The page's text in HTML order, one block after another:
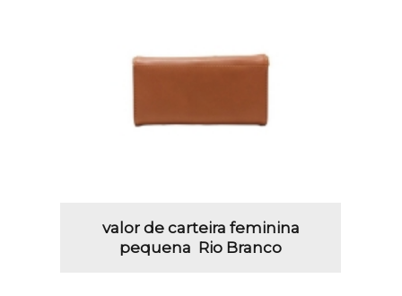
valor de carteira feminina
pequena Rio Branco